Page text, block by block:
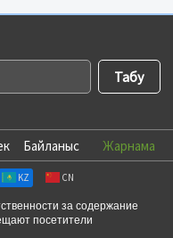
Байланыс Жарнама
KZ CN
за содержание
посетители